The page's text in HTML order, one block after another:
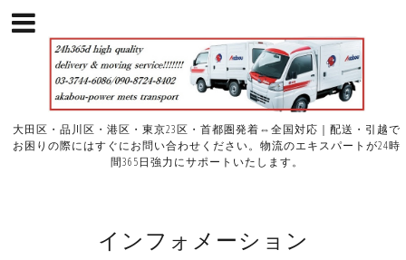
大田区・品川区・港区・東京23区・首都圏発着⇔全国対応｜配送・引越で
お困りの際にはすぐにお問い合わせください。物流のエキスパートが24時
間365日強力にサポートいたします。
インフォメーション